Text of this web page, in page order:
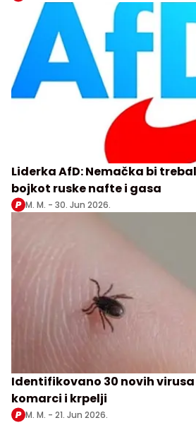
Liderka AfD: Nemačka bi
bojkot ruske nafte i gasa
M. M. - 30. Jun 2026.
Identifikovano 30 novih virusa
komarci i krpelji
M. M. - 21. Jun 2026.